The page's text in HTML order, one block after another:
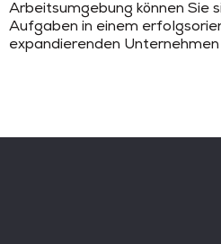
Arbeitsumgebung können Sie
Aufgaben in einem
expandierenden